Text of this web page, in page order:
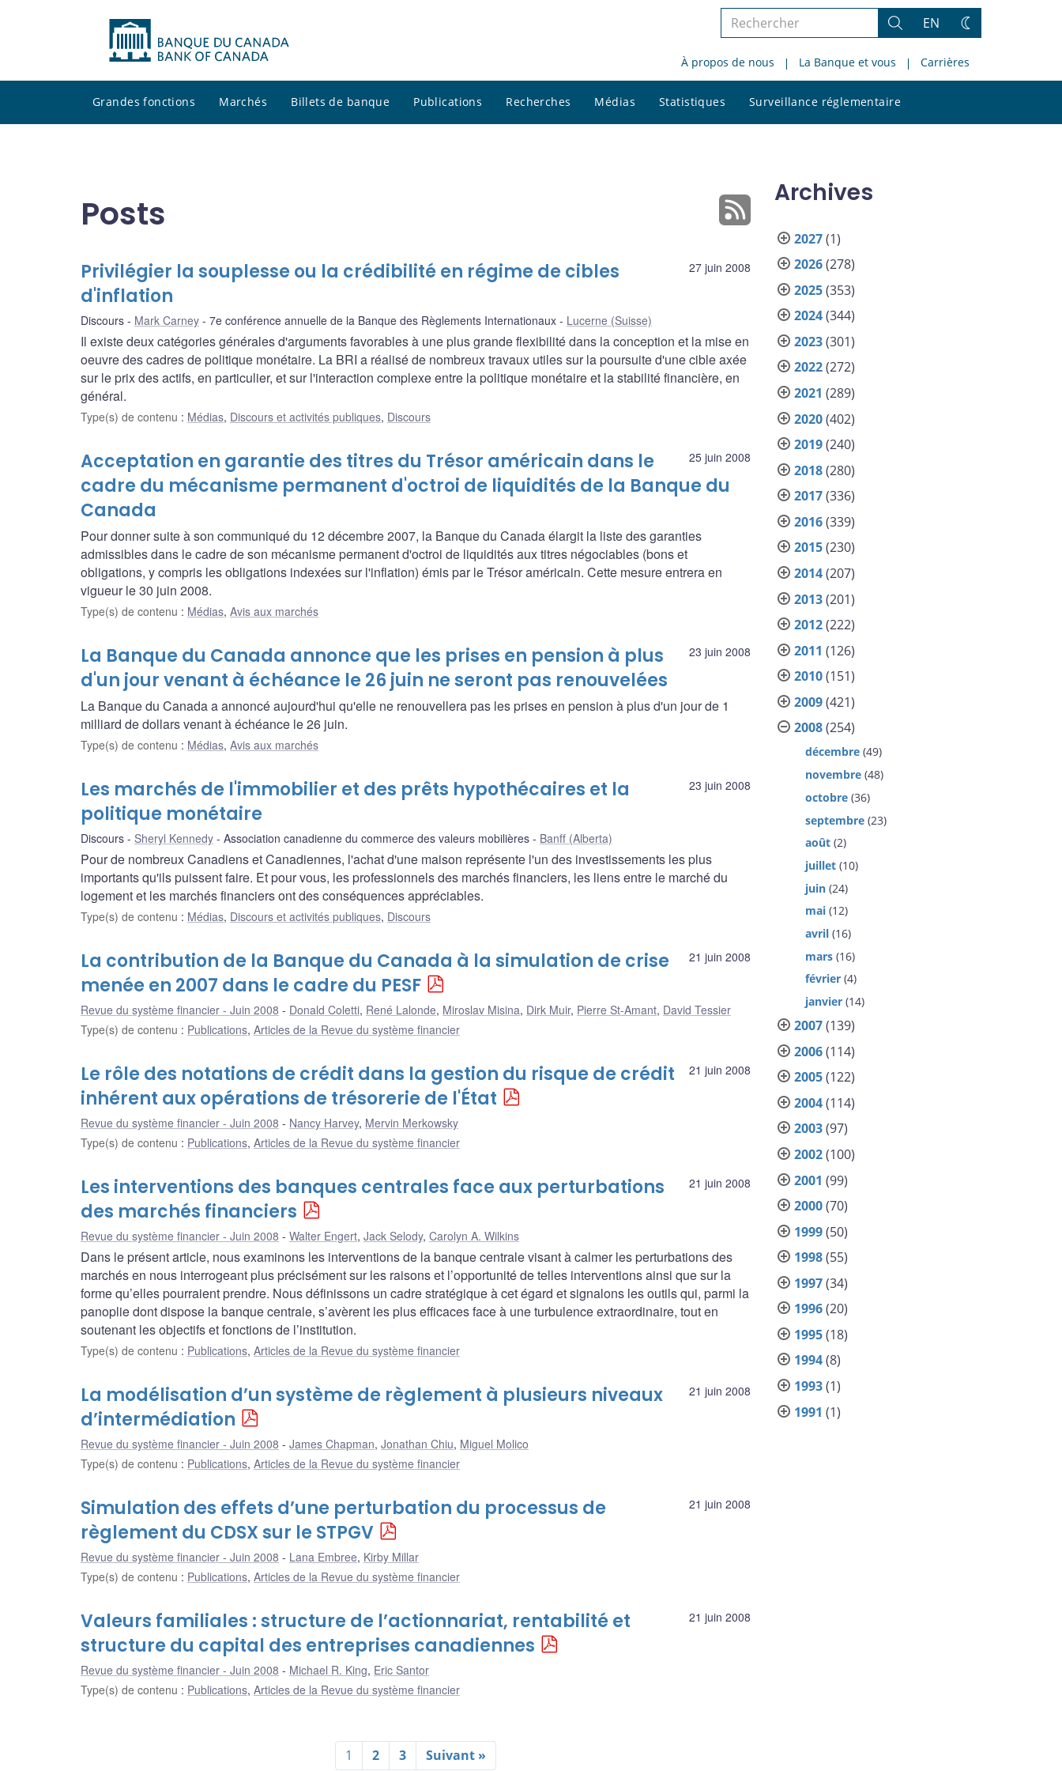
Rechercher
le
site
Rechercher
EN
Changez
thème
À propos de nous La Banque et vous Carrières
Grandes fonctions Marchés Billets de banque Publications Recherches Médias Statistiques Surveillance réglementaire
le
Posts
27 juin 2008
Privilégier la souplesse ou la crédibilité en régime de cibles
d'inflation
Discours Mark Carney 7e conférence annuelle de la Banque des Règlements Internationaux Lucerne (Suisse)
Il existe deux catégories générales d'arguments favorables à une plus grande flexibilité dans la conception et la mise en
oeuvre des cadres de politique monétaire. La BRI a réalisé de nombreux travaux utiles sur la poursuite d'une cible axée
sur le prix des actifs, en particulier, et sur l'interaction complexe entre la politique monétaire et la stabilité financière, en
général.
Type(s) de contenu : Médias, Discours et activités publiques, Discours
25 juin 2008
Acceptation en garantie des titres du Trésor américain dans le
cadre du mécanisme permanent d'octroi de liquidités de la Banque du
Canada
Pour donner suite à son communiqué du 12 décembre 2007, la Banque du Canada élargit la liste des garanties
admissibles dans le cadre de son mécanisme permanent d'octroi de liquidités aux titres négociables (bons et
obligations, y compris les obligations indexées sur l'inflation) émis par le Trésor américain. Cette mesure entrera en
vigueur le 30 juin 2008.
Type(s) de contenu : Médias, Avis aux marchés
23 juin 2008
La Banque du Canada annonce que les prises en pension à plus
d'un jour venant à échéance le 26 juin ne seront pas renouvelées
La Banque du Canada a annoncé aujourd'hui qu'elle ne renouvellera pas les prises en pension à plus d'un jour de 1
milliard de dollars venant à échéance le 26 juin.
Type(s) de contenu : Médias, Avis aux marchés
23 juin 2008
Les marchés de l'immobilier et des prêts hypothécaires et la
politique monétaire
Discours Sheryl Kennedy Association canadienne du commerce des valeurs mobilières Banff (Alberta)
Pour de nombreux Canadiens et Canadiennes, l'achat d'une maison représente l'un des investissements les plus
importants qu'ils puissent faire. Et pour vous, les professionnels des marchés financiers, les liens entre le marché du
logement et les marchés financiers ont des conséquences appréciables.
Type(s) de contenu : Médias, Discours et activités publiques, Discours
21 juin 2008
La contribution de la Banque du Canada à la simulation de crise
menée en 2007 dans le cadre du PESF
Revue du système financier - Juin 2008 Donald Coletti, René Lalonde, Miroslav Misina, Dirk Muir, Pierre St-Amant, David Tessier
Type(s) de contenu : Publications, Articles de la Revue du système financier
21 juin 2008
Le rôle des notations de crédit dans la gestion du risque de crédit
inhérent aux opérations de trésorerie de l'État
Revue du système financier - Juin 2008 Nancy Harvey, Mervin Merkowsky
Type(s) de contenu : Publications, Articles de la Revue du système financier
21 juin 2008
Les interventions des banques centrales face aux perturbations
des marchés financiers
Revue du système financier - Juin 2008 Walter Engert, Jack Selody, Carolyn A. Wilkins
Dans le présent article, nous examinons les interventions de la banque centrale visant à calmer les perturbations des
marchés en nous interrogeant plus précisément sur les raisons et l’opportunité de telles interventions ainsi que sur la
forme qu’elles pourraient prendre. Nous définissons un cadre stratégique à cet égard et signalons les outils qui, parmi la
panoplie dont dispose la banque centrale, s’avèrent les plus efficaces face à une turbulence extraordinaire, tout en
soutenant les objectifs et fonctions de l’institution.
Type(s) de contenu : Publications, Articles de la Revue du système financier
21 juin 2008
La modélisation d’un système de règlement à plusieurs niveaux
d’intermédiation
Revue du système financier - Juin 2008 James Chapman, Jonathan Chiu, Miguel Molico
Type(s) de contenu : Publications, Articles de la Revue du système financier
21 juin 2008
Simulation des effets d’une perturbation du processus de
règlement du CDSX sur le STPGV
Revue du système financier - Juin 2008 Lana Embree, Kirby Millar
Type(s) de contenu : Publications, Articles de la Revue du système financier
21 juin 2008
Valeurs familiales : structure de l’actionnariat, rentabilité et
structure du capital des entreprises canadiennes
Revue du système financier - Juin 2008 Michael R. King, Eric Santor
Type(s) de contenu : Publications, Articles de la Revue du système financier
1 2 3 Suivant »
Archives
2027(1)
2026(278)
2025(353)
2024(344)
2023(301)
2022(272)
2021 (289)
2020(402)
2019(240)
2018(280)
2017(336)
2016(339)
2015(230)
2014(207)
2013(201)
2012(222)
2011 (126)
2010(151)
2009(421)
2008(254)
décembre (49)
novembre (48)
octobre (36)
septembre (23)
août (2)
juillet (10)
juin (24)
mai (12)
avril (16)
mars (16)
février (4)
janvier (14)
2007(139)
2006(114)
2005(122)
2004(114)
2003(97)
2002(100)
2001 (99)
2000(70)
1999(50)
1998(55)
1997(34)
1996(20)
1995(18)
1994(8)
1993(1)
1991 (1)